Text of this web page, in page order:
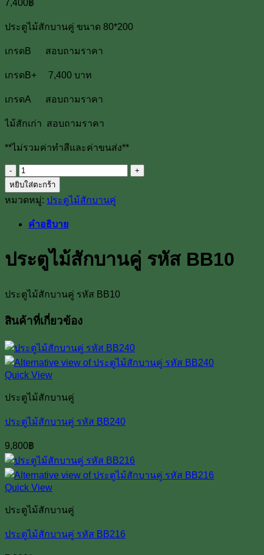
7,400฿
ประตูไม้สักบานคู่ ขนาด 80*200
เกรดB สอบถามราคา
เกรดB+ 7,400 บาท
เกรดA สอบถามราคา
ไม้สักเก่า สอบถามราคา
**ไม่รวมค่าทำสีและค่าขนส่ง**
จำนวน
ประตู
ไม้
บาน
รหัส
หยิบใส่ตะกร้า
หมวดหมู่: ประตูไม้สักบานคู่
คำอธิบาย
ประตูไม้สักบานคู่ รหัส BB10
ประตูไม้สักบานคู่ รหัส BB10
สินค้าที่เกี่ยวข้อง
Quick View
ประตูไม้สักบานคู่
ประตูไม้สักบานคู่ รหัส BB240
9,800฿
Quick View
ประตูไม้สักบานคู่
ประตูไม้สักบานคู่ รหัส BB216